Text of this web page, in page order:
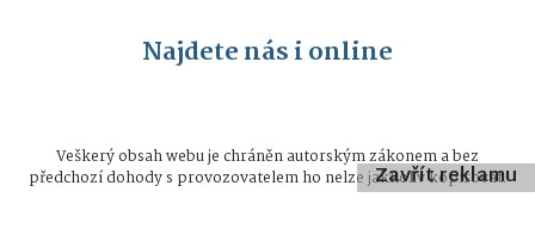
Najdete nás i online
Veškerý obsah webu je chráněn autorským zákonem a bez
předchozí dohody s provozovatelem ho nelze jakkoliv kopírovat.
Zavřít reklamu